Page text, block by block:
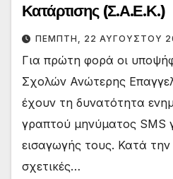
Κατάρτισης (Σ.Α.Ε.Κ.)
ΠΈΜΠΤΗ, 22 ΑΥΓΟΎΣΤΟΥ
Για πρώτη φορά οι
Σχολών Ανώτερης
έχουν τη δυνατότητα
γραπτού μηνύματος SMS
εισαγωγής τους. Κατά την
σχετικές…